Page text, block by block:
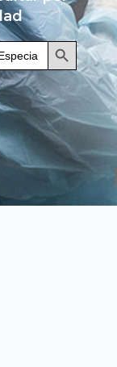
Botón de búsqueda